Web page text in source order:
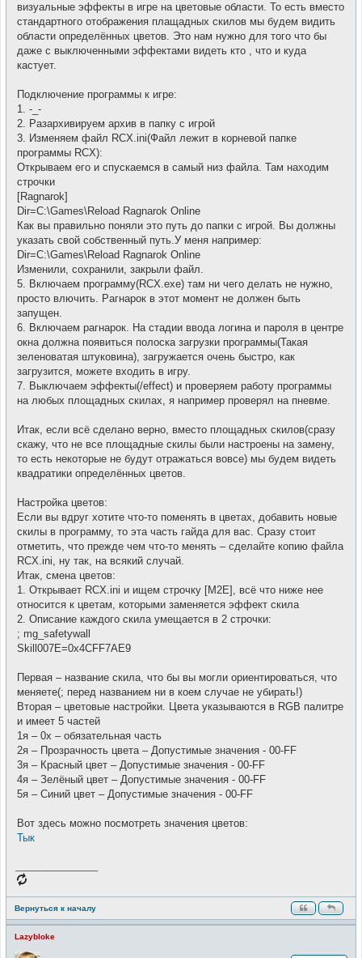
визуальные эффекты в игре на цветовые области. То есть вместо
стандартного отображения плащадных скилов мы будем видить
области определённых цветов. Это нам нужно для того что бы
даже с выключенными эффектами видеть кто , что и куда
кастует.
Подключение программы к игре:
1. -_-
2. Разархивируем архив в папку с игрой
3. Изменяем файл RCX.ini(Файл лежит в корневой папке
программы RCX):
Открываем его и спускаемся в самый низ файла. Там находим
строчки
[Ragnarok]
Dir=C:\Games\Reload Ragnarok Online
Как вы правильно поняли это путь до папки с игрой. Вы должны
указать свой собственный путь.У меня например:
Dir=C:\Games\Reload Ragnarok Online
Изменили, сохранили, закрыли файл.
5. Включаем программу(RCX.exe) там ни чего делать не нужно,
просто влючить. Рагнарок в этот момент не должен быть
запущен.
6. Включаем рагнарок. На стадии ввода логина и пароля в центре
окна должна появиться полоска загрузки программы(Такая
зеленоватая штуковина), загружается очень быстро, как
загрузится, можете входить в игру.
7. Выключаем эффекты(/effect) и проверяем работу программы
на любых площадных скилах, я например проверял на пневме.
Итак, если всё сделано верно, вместо площадных скилов(сразу
скажу, что не все площадные скилы были настроены на замену,
то есть некоторые не будут отражаться вовсе) мы будем видеть
квадратики определённых цветов.
Настройка цветов:
Если вы вдруг хотите что-то поменять в цветах, добавить новые
скилы в программу, то эта часть гайда для вас. Сразу стоит
отметить, что прежде чем что-то менять – сделайте копию файла
RCX.ini, ну так, на всякий случай.
Итак, смена цветов:
1. Открывает RCX.ini и ищем строчку [M2E], всё что ниже нее
относится к цветам, которыми заменяется эффект скила
2. Описание каждого скила умещается в 2 строчки:
; mg_safetywall
Skill007E=0x4CFF7AE9
Первая – название скила, что бы вы могли ориентироваться, что
меняете(; перед названием ни в коем случае не убирать!)
Вторая – цветовые настройки. Цвета указываются в RGB палитре
и имеет 5 частей
1я – 0x – обязательная часть
2я – Прозрачность цвета – Допустимые значения - 00-FF
3я – Красный цвет – Допустимые значения - 00-FF
4я – Зелёный цвет – Допустимые значения - 00-FF
5я – Синий цвет – Допустимые значения - 00-FF
Вот здесь можно посмотреть значения цветов:
Тык
Вернуться к началу
Lazybloke